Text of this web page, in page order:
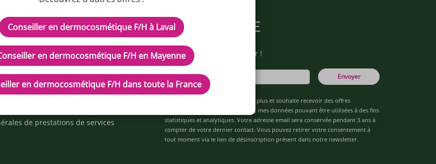
Conseiller en dermocosmétique F/H à Laval
en dermocosmétique F/H en Mayenne
en dermocosmétique F/H dans toute la France
DE POTENTIELS EN PHARMACIE
de prestations de services
Inscrivez-vous à notre newsletter !
Envoyer
Je déclare être âgé(e) de 16 ans ou plus et souhaite recevoir des offres
personnalisées de "Team Officine", mes données pouvant être utilisées à des fins
statistiques et analytiques. Votre adresse email sera conservée pendant 3 ans à
compter de votre dernier contact. Vous pouvez retirer votre consentement à
tout moment via le lien de désinscription présent dans notre newsletter.